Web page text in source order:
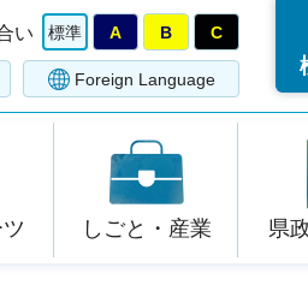
い 標準 A B C
Foreign Language
しごと・産業 県